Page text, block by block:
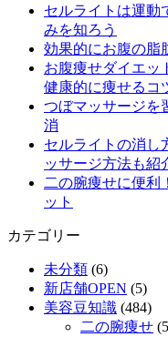
セルライトは運動
みを知ろう
効果的にお腹の脂
お腹痩せダイエッ
健康的に痩せるコ
つぼマッサージを
消
セルライトの消し
ッサージ方法も紹
二の腕痩せに便利
ット
カテゴリー
未分類 (6)
新店舗OPEN (5)
美容豆知識 (484)
二の腕痩せ